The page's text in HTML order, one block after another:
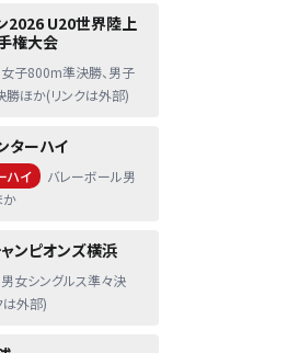
2026 U20世界陸上
権大会
女子800m準決勝、男子
勝ほか(リンクは外部)
ターハイ
ハイ
バレーボール男
か
ンピオンズ横浜
男女シングルス準々決
は外部)